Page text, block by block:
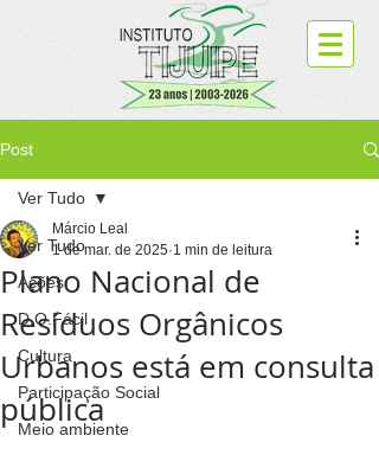
Post
Ver Tudo
Ações
D.O.Fácil
Cultura
Participação Social
Meio ambiente
Ver Tudo
Plano Nacional de
Resíduos Orgânicos
Urbanos está em consulta
pública
Márcio Leal
1 de mar. de 2025 1 min de leitura